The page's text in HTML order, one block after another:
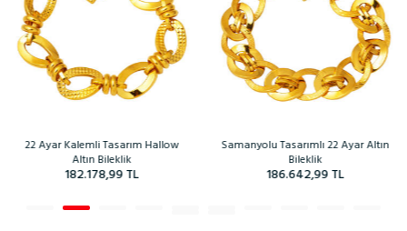
Tasarım Hallow
TL
Samanyolu Tasarımlı 22 Ayar Altın
TL
Işık